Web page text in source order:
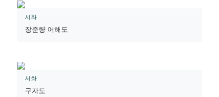
서화
장준량 어해도
서화
구자도